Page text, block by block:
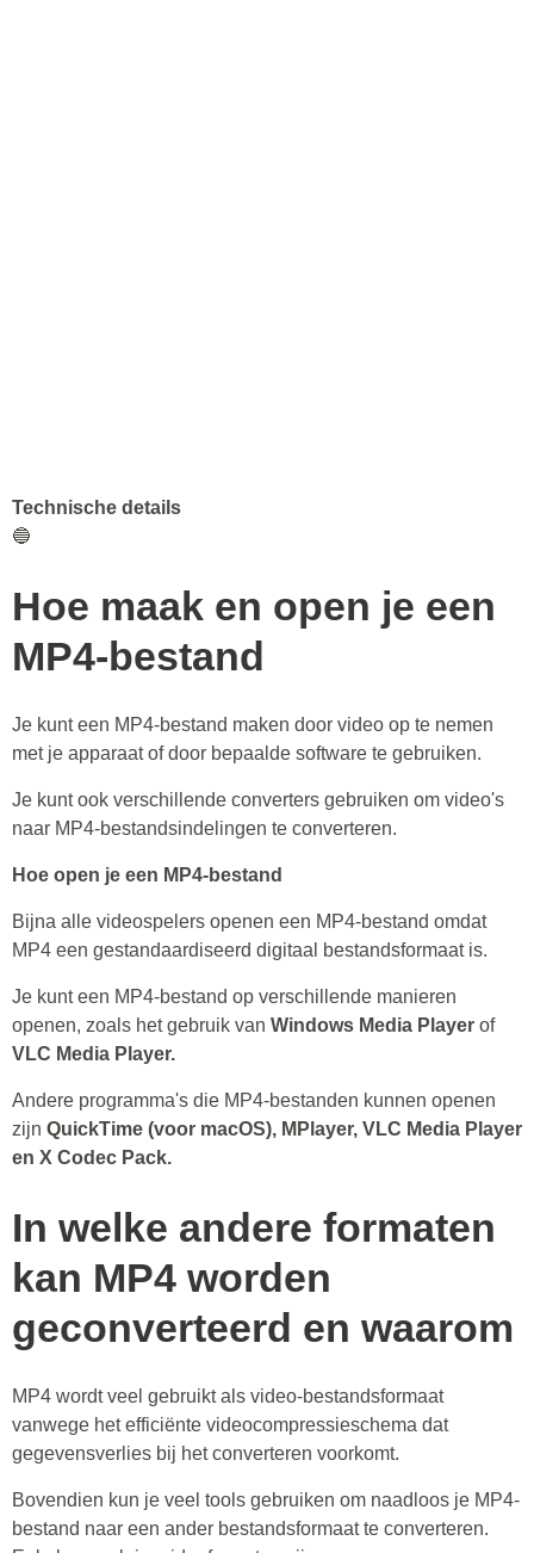
Technische details
🔵
Hoe maak en open je een
MP4-bestand
Je kunt een MP4-bestand maken door video op te nemen
met je apparaat of door bepaalde software te gebruiken.
Je kunt ook verschillende converters gebruiken om video's
naar MP4-bestandsindelingen te converteren.
Hoe open je een MP4-bestand
Bijna alle videospelers openen een MP4-bestand omdat
MP4 een gestandaardiseerd digitaal bestandsformaat is.
Je kunt een MP4-bestand op verschillende manieren
openen, zoals het gebruik van Windows Media Player of
VLC Media Player.
Andere programma's die MP4-bestanden kunnen openen
zijn QuickTime (voor macOS), MPlayer, VLC Media Player
en X Codec Pack.
In welke andere formaten
kan MP4 worden
geconverteerd en waarom
MP4 wordt veel gebruikt als video-bestandsformaat
vanwege het efficiënte videocompressieschema dat
gegevensverlies bij het converteren voorkomt.
Bovendien kun je veel tools gebruiken om naadloos je MP4-
bestand naar een ander bestandsformaat te converteren.